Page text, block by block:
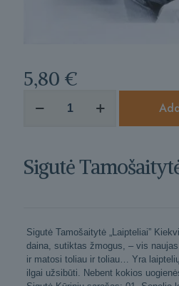
5,80 €
kiekis:
Sigutė
Sigutė Tamošaitytė „Laipteliai”
daina, sutiktas žmogus, – vis
ir matosi toliau ir toliau… Yra
ilgai užsibūti. Nebent kokios